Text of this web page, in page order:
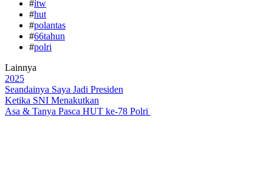
#itw
#hut
#polantas
#66tahun
#polri
Lainnya
2025
Seandainya Saya Jadi Presiden
Ketika SNI Menakutkan
Asa & Tanya Pasca HUT ke-78 Polri